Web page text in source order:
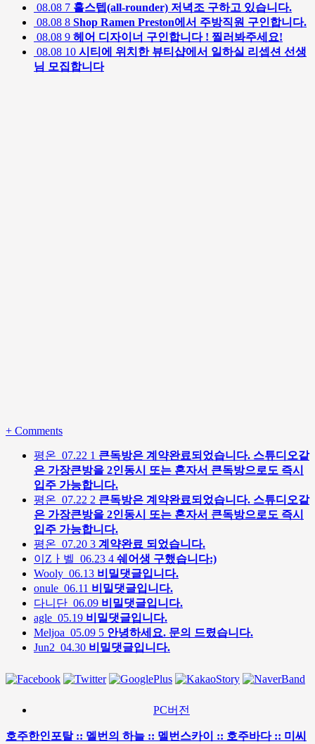
08.08 7 홀스텝(all-rounder) 저녁조 구하고 있습니다.
08.08 8 Shop Ramen Preston에서 주방직원 구인합니다.
08.08 9 헤어 디자이너 구인합니다 ! 찔러봐주세요!
08.08 10 시티에 위치한 뷰티샵에서 일하실 리셉션 선생
님 모집합니다
+ Comments
평온 07.22 1 큰독방은 계약완료되었습니다. 스튜디오같
은 가장큰방을 2인동시 또는 혼자서 큰독방으로도 즉시
입주 가능합니다.
평온 07.22 2 큰독방은 계약완료되었습니다. 스튜디오같
은 가장큰방을 2인동시 또는 혼자서 큰독방으로도 즉시
입주 가능합니다.
평온 07.20 3 계약완료 되었습니다.
이Zㅏ벨 06.23 4 쉐어생 구했습니다:)
Wooly 06.13 비밀댓글입니다.
onule 06.11 비밀댓글입니다.
다니단 06.09 비밀댓글입니다.
agle 05.19 비밀댓글입니다.
Meljoa 05.09 5 안녕하세요. 문의 드렸습니다.
Jun2 04.30 비밀댓글입니다.
PC버전
호주한인포탈 :: 멜번의 하늘 :: 멜번스카이 :: 호주바다 :: 미씨